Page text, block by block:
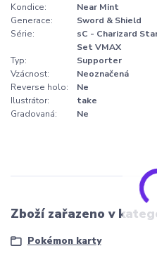
Kondice:
Near Mint
Generace:
Sword & Shield
Série:
sC - Charizard
Set VMAX
Typ:
Supporter
Vzácnost:
Neoznačená
Reverse holo:
Ne
Ilustrátor:
take
Gradovaná:
Ne
Zboží zařazeno v
Pokémon karty